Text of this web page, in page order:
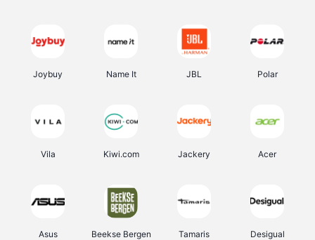
Joybuy Name It JBL Polar
Vila Kiwi.com Jackery Acer
Asus Beekse Bergen Tamaris Desigual